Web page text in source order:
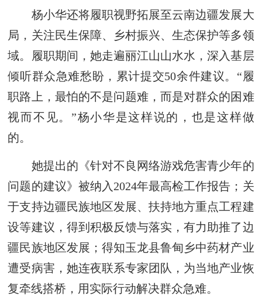
杨小华还将履职视野拓展至云南边疆发展大
局，关注民生保障、乡村振兴、生态保护等多领
域。履职期间，她走遍丽江山山水水，深入基层
倾听群众急难愁盼，累计提交50余件建议。“履
职路上，最怕的不是问题难，而是对群众的困难
视而不见。”杨小华是这样说的，也是这样做
的。
她提出的《针对不良网络游戏危害青少年的
问题的建议》被纳入2024年最高检工作报告；关
于支持边疆民族地区发展、扶持地方重点工程建
设等建议，得到积极反馈与落实，有力助推了边
疆民族地区发展；得知玉龙县鲁甸乡中药材产业
遭受病害，她连夜联系专家团队，为当地产业恢
复牵线搭桥，用实际行动解决群众急难。